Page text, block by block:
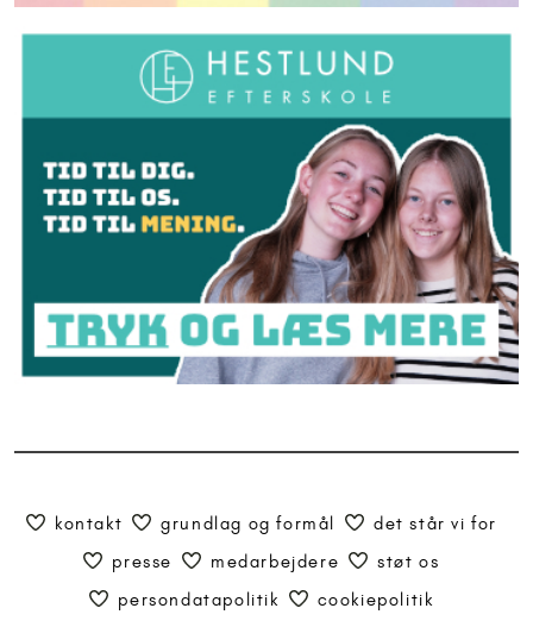
kontakt grundlag og formål
det står vi for
presse
medarbejdere
støt os
persondatapolitik
cookiepolitik